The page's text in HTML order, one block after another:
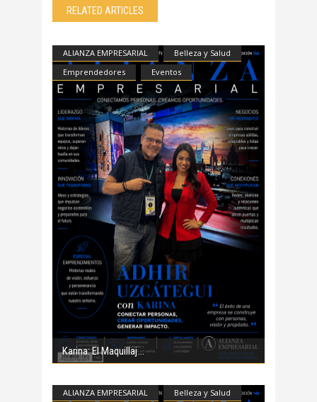
RELATED ARTICLES
ALIANZA EMPRESARIAL
Belleza y Salud
Emprendedores
Eventos
Karina: El Maquillaj
ALIANZA EMPRESARIAL
Belleza y Salud